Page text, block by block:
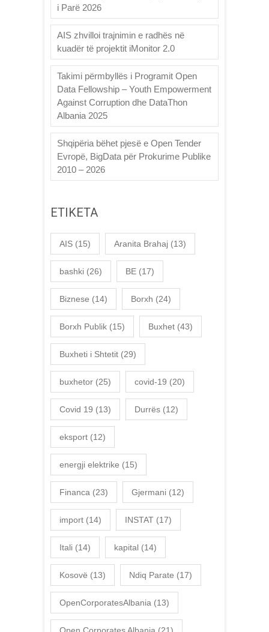
i Parë 2026
AIS zhvilloi trajnimin e radhës në
kuadër të projektit iMonitor 2.0
Takimi përmbyllës i Programit Open
Data Fellowship – Youth Empowerment
Against Corruption dhe DataThon
Albania 2025
Shqipëria bëhet pjesë e Open Tender
Evropë, BigData për Prokurime Publike
2010 – 2026
ETIKETA
AIS (15) Aranita Brahaj (13)
bashki (26) BE (17)
Biznese (14) Borxh (24)
Borxh Publik (15) Buxhet (43)
Buxheti i Shtetit (29)
buxhetor (25) covid-19 (20)
Covid 19 (13) Durrës (12)
eksport (12)
energji elektrike (15)
Financa (23) Gjermani (12)
import (14) INSTAT (17)
Itali (14) kapital (14)
Kosovë (13) Ndiq Parate (17)
OpenCorporatesAlbania (13)
Open Corporates Albania (21)